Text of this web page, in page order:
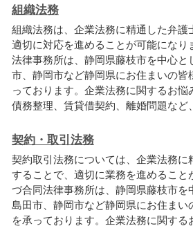
組織法務
組織法務は、企業法務に精通した弁護
適切に対応を進めることが可能になり
法律事務所は、静岡県藤枝市を中心と
市、静岡市など静岡県にお住まいの皆
っております。企業法務に関するお悩
債務整理、賃貸借契約、離婚問題など
契約・取引法務
契約取引法務については、企業法務に
することで、適切に業務を進めること
づ合同法律事務所は、静岡県藤枝市を
島田市、静岡市など静岡県にお住まい
を承っております。企業法務に関する